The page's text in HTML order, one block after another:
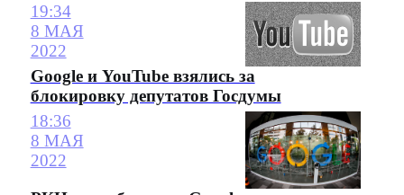
19:34
8 МАЯ
2022
Google и YouTube взялись за
блокировку депутатов Госдумы
18:36
8 МАЯ
2022